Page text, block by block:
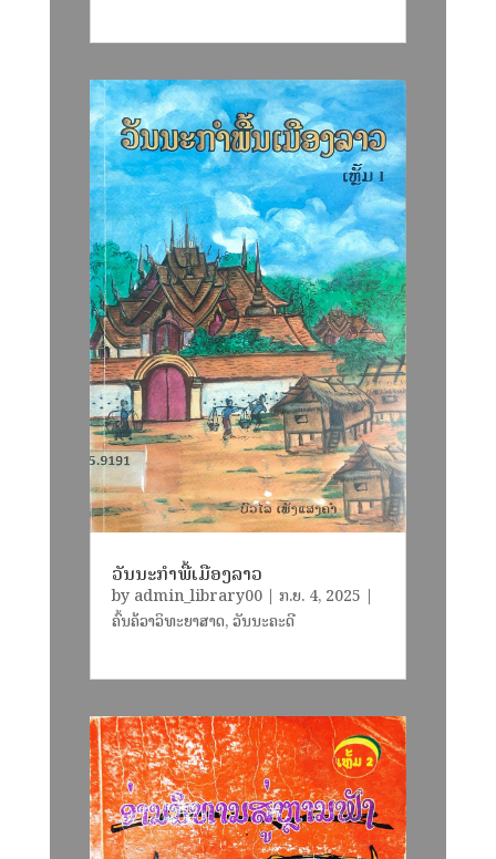
ວັນນະກຳພື້ເມືອງລາວ
by admin_library00| ກ.ຍ. 4, 2025 |
ຄົ້ນຄ້ວາວິທະຍາສາດ,ວັນນະຄະດີ